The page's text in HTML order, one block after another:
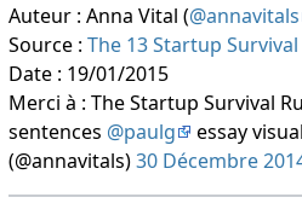
Auteur : Anna Vital (@annavitals
Source : The 13 Startup Survival
Date : 19/01/2015
Merci à : The Startup Survival
sentences @paulg
essay
(@annavitals)30 Décembre